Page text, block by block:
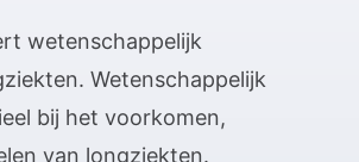
wetenschappelijk
Wetenschappelijk
bij het voorkomen,
van longziekten.